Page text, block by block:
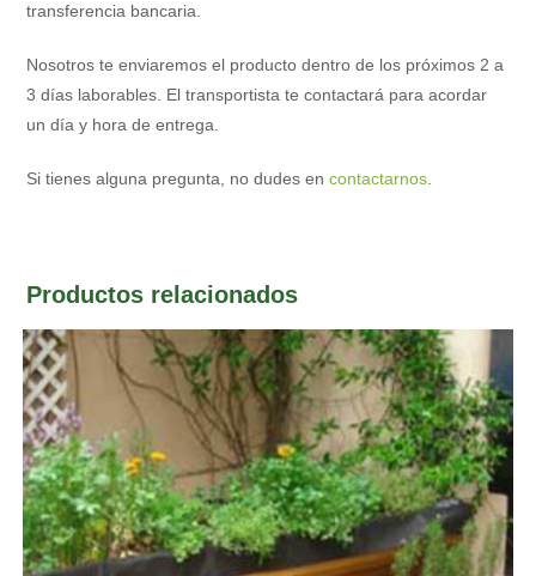
transferencia bancaria.
Nosotros te enviaremos el producto dentro de los próximos 2 a
3 días laborables. El transportista te contactará para acordar
un día y hora de entrega.
Si tienes alguna pregunta, no dudes encontactarnos.
Productos relacionados